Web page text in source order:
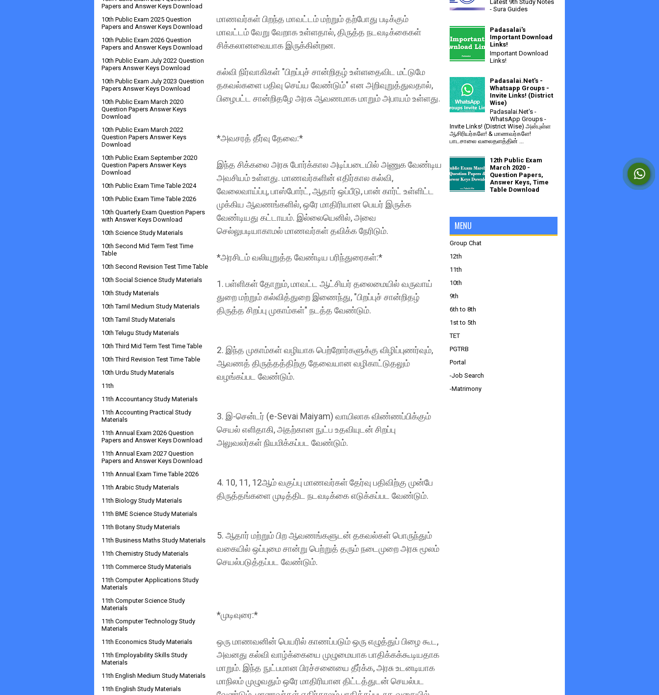
மாணவர்கள் பிறந்த மாவட்டம் மற்றும் தற்போது படிக்கும்
மாவட்டம் வேறு வேறாக உள்ளதால், திருத்த நடவடிக்கைகள்
சிக்கலானவையாக இருக்கின்றன.
கல்வி நிர்வாகிகள் "பிறப்புச் சான்றிதழ் உள்ளதைவிட மட்டுமே
தகவல்களை பதிவு செய்ய வேண்டும்" என அறிவுறுத்துவதால்,
பிழைபட்ட சான்றிதழே அரசு ஆவணமாக மாறும் அபாயம் உள்ளது.
*அவசரத் தீர்வு தேவை:*
இந்த சிக்கலை அரசு போர்க்கால அடிப்படையில் அணுக வேண்டிய
அவசியம் உள்ளது. மாணவர்களின் எதிர்கால கல்வி,
வேலைவாய்ப்பு, பாஸ்போர்ட், ஆதார் ஒப்பீடு, பான் கார்ட் உள்ளிட்ட
முக்கிய ஆவணங்களில், ஒரே மாதிரியான பெயர் இருக்க
வேண்டியது கட்டாயம். இல்லையெனில், அவை
செல்லுபடியாகாமல் மாணவர்கள் தவிக்க நேரிடும்.
*அரசிடம் வலியுறுத்த வேண்டிய பரிந்துரைகள்:*
1. பள்ளிகள் தோறும், மாவட்ட ஆட்சியர் தலைமையில் வருவாய்
துறை மற்றும் கல்வித்துறை இணைந்து, "பிறப்புச் சான்றிதழ்
திருத்த சிறப்பு முகாம்கள்" நடத்த வேண்டும்.
2. இந்த முகாம்கள் வழியாக பெற்றோர்களுக்கு விழிப்புணர்வும்,
ஆவணத் திருத்தத்திற்கு தேவையான வழிகாட்டுதலும்
வழங்கப்பட வேண்டும்.
3. இ-சென்டர் (e-Sevai Maiyam) வாயிலாக விண்ணப்பிக்கும்
செயல் எளிதாகி, அதற்கான நுட்ப உதவியுடன் சிறப்பு
அலுவலர்கள் நியமிக்கப்பட வேண்டும்.
4. 10, 11, 12ஆம் வகுப்பு மாணவர்கள் தேர்வு பதிவிற்கு முன்பே
திருத்தங்களை முடித்திட நடவடிக்கை எடுக்கப்பட வேண்டும்.
5. ஆதார் மற்றும் பிற ஆவணங்களுடன் தகவல்கள் பொருந்தும்
வகையில் ஒப்புமை சான்று பெற்றுத் தரும் நடைமுறை அரசு மூலம்
செயல்படுத்தப்பட வேண்டும்.
*முடிவுரை:*
ஒரு மாணவனின் பெயரில் காணப்படும் ஒரு எழுத்துப் பிழை கூட,
அவனது கல்வி வாழ்க்கையை முழுமையாக பாதிக்கக்கூடியதாக
மாறும். இந்த நுட்பமான பிரச்சனையை தீர்க்க, அரசு உடனடியாக
மாநிலம் முழுவதும் ஒரே மாதிரியான திட்டத்துடன் செயல்பட
Papers and Answer Keys Download
10th Public Exam 2025 Question
Papers and Answer Keys Download
10th Public Exam 2026 Question
Papers and Answer Keys Download
10th Public Exam July 2022 Question
Papers Answer Keys Download
10th Public Exam July 2023 Question
Papers Answer Keys Download
10th Public Exam March 2020
Question Papers Answer Keys
Download
10th Public Exam March 2022
Question Papers Answer Keys
Download
10th Public Exam September 2020
Question Papers Answer Keys
Download
10th Public Exam Time Table 2024
10th Public Exam Time Table 2026
10th Quarterly Exam Question Papers
with Answer Keys Download
10th Science Study Materials
10th Second Mid Term Test Time
Table
10th Second Revision Test Time Table
10th Social Science Study Materials
10th Study Materials
10th Tamil Medium Study Materials
10th Tamil Study Materials
10th Telugu Study Materials
10th Third Mid Term Test Time Table
10th Third Revision Test Time Table
10th Urdu Study Materials
11th
11th Accountancy Study Materials
11th Accounting Practical Study
Materials
11th Annual Exam 2026 Question
Papers and Answer Keys Download
11th Annual Exam 2027 Question
Papers and Answer Keys Download
11th Annual Exam Time Table 2026
11th Arabic Study Materials
11th Biology Study Materials
11th BME Science Study Materials
11th Botany Study Materials
11th Business Maths Study Materials
11th Chemistry Study Materials
11th Commerce Study Materials
11th Computer Applications Study
Materials
11th Computer Science Study
Materials
11th Computer Technology Study
Materials
11th Economics Study Materials
11th Employability Skills Study
Materials
11th English Medium Study Materials
11th English Study Materials
Latest 9th Study Notes
- Sura Guides
Padasalai's
Important Download
Links!
Important Download
Links!
Padasalai.Net's -
Whatsapp Groups -
Invite Links! (District
Wise)
Padasalai.Net's -
WhatsApp Groups -
Invite Links! (District Wise) அன்புள்ள
ஆசிரியர்களே! & மாணவர்களே!
பாடசாலை வலைதளத்தின் ...
12th Public Exam
March 2020 -
Question Papers,
Answer Keys, Time
Table Download
MENU
Group Chat
12th
11th
10th
9th
6th to 8th
1st to 5th
TET
PGTRB
Portal
-Job Search
-Matrimony